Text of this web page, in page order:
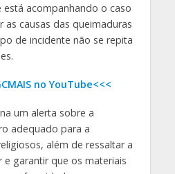
acompanhando o caso
as causas das queimaduras
de incidente não se repita
no YouTube<<<
um alerta sobre a
adequado para a
além de ressaltar a
garantir que os materiais